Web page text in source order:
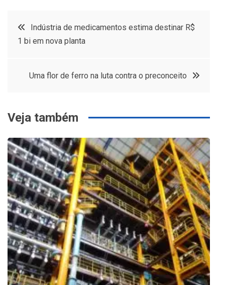
Navegação
Post
Indústria de medicamentos estima destinar R$
1 bi em nova planta
Uma flor de ferro na luta contra o preconceito
Veja também